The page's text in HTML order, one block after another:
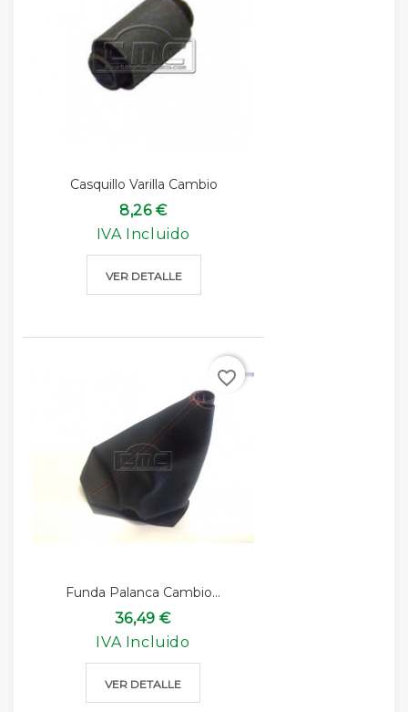
Casquillo Varilla Cambio
8,26 €
IVA Incluido
VER DETALLE
Funda Palanca Cambio...
36,49 €
IVA Incluido
VER DETALLE
favorite_border